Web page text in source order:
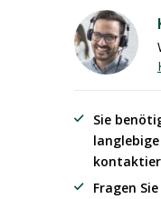
Sie
Fragen